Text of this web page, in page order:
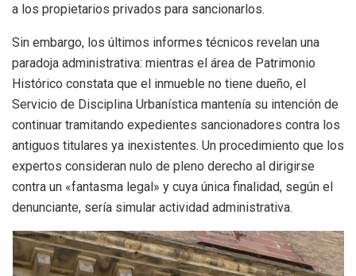
a los propietarios privados para sancionarlos.
Sin embargo, los últimos informes técnicos revelan una
paradoja administrativa: mientras el área de Patrimonio
Histórico constata que el inmueble no tiene dueño, el
Servicio de Disciplina Urbanística mantenía su intención de
continuar tramitando expedientes sancionadores contra los
antiguos titulares ya inexistentes. Un procedimiento que los
expertos consideran nulo de pleno derecho al dirigirse
contra un «fantasma legal» y cuya única finalidad, según el
denunciante, sería simular actividad administrativa.